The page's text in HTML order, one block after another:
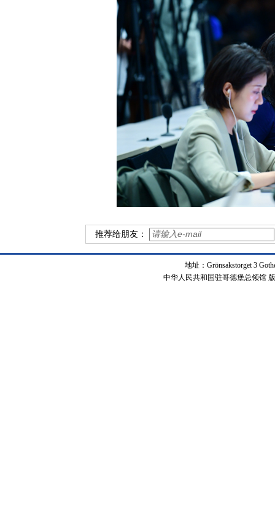
推荐给朋友：
地址：Grönsakstorget 3
中华人民共和国驻哥德堡总领馆